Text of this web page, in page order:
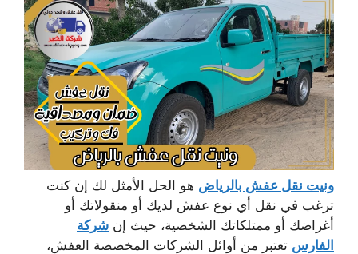
ونيت نقل عفش بالرياض هو الحل الأمثل لك إن كنت
ترغب في نقل أي نوع عفش لديك أو منقولاتك أو
أغراضك أو ممتلكاتك الشخصية، حيث إن شركة
الفارس تعتبر من أوائل الشركات المخصصة العفش،